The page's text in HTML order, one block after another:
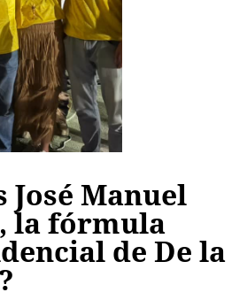
José Manuel
la fórmula
de De la